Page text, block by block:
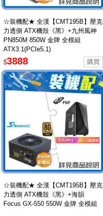
☆裝機配★ 全漢【CMT195B】壓克
力透側 ATX機殼《黑》+九州風神
PN850M 850W 金牌 全模組
ATX3.1(PCIe5.1)
$3888
☆裝機配★ 全漢【CMT195B】壓克
力透側 ATX機殼《黑》+海韻
Focus GX-550 550W 金牌 全模組